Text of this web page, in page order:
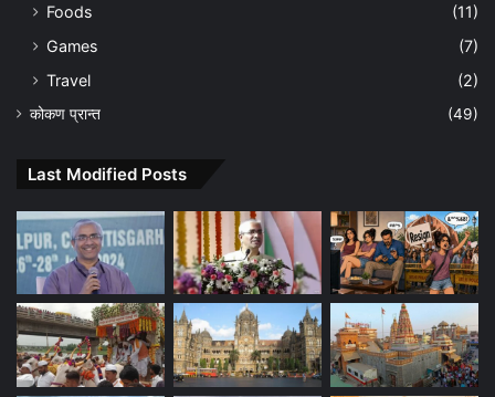
Foods
(11)
Games
(7)
Travel
(2)
कोकण प्रान्त (49)
Last Modified Posts